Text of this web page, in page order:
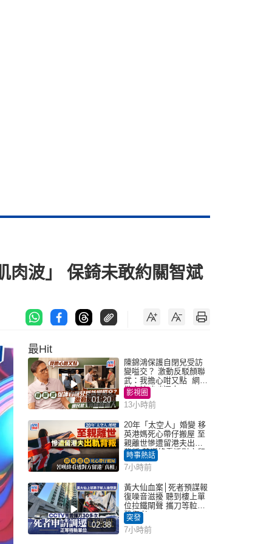
肉波」 保錡未敢約關智斌
最Hit
01:20
陳錦鴻保護自閉兒受訪
變嗌交？ 激動反駁顏聯
武：我擔心咁又點 網民
批主持咄咄逼人
影視圈
13小時前
20年「太空人」婚變 移
英港媽死心帶仔搬屋 至
親離世慘遭留港夫出軌
背叛 苦嘆終看透對方留
港「真相」｜Juicy叮
時事熱話
7小時前
02:38
黃大仙血案│死者預謀報
復噪音滋擾 聽到樓上單
位拉鐵閘聲 攜刀等𨋢伏
擊傷者
突發
7小時前